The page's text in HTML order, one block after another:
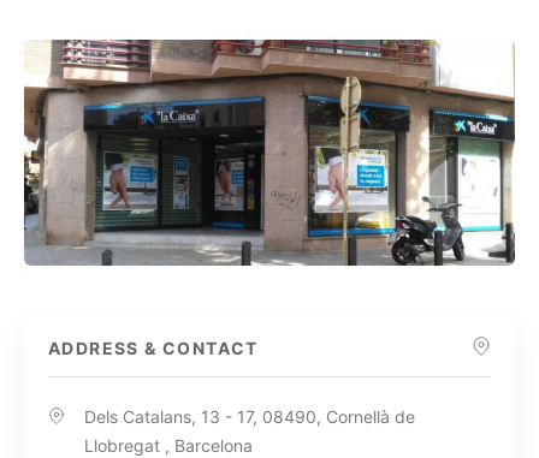
ADDRESS & CONTACT
Dels Catalans, 13 - 17, 08490, Cornellà de
Llobregat , Barcelona